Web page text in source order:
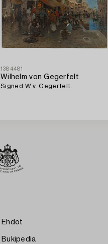
1384481
Wilhelm von Gegerfelt
Signed W v. Gegerfelt.
Ehdot
Bukipedia